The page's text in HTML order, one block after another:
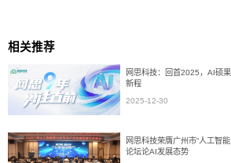
相关推荐
网思科技：回首2025，AI硕
新程
2025-12-30
网思科技荣膺广州市“人工智
论坛论AI发展态势